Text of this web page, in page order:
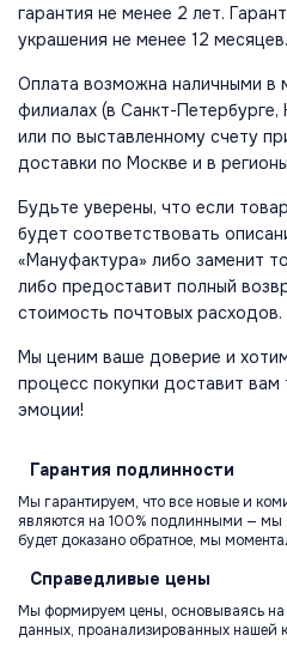
гарантия не менее 2 лет.
украшения не менее 12 месяцев.
Оплата возможна наличными в
филиалах (в Санкт-
или по выставленному счету
доставки по Москве и в
Будьте уверены, что если
будет соответствовать
«Мануфактура» либо заменит
либо предоставит полный
стоимость почтовых расходов.
Мы ценим ваше доверие и
процесс покупки доставит
эмоции!
Гарантия подлинности
Мы гарантируем, что все новые и
являются на 100% подлинными — мы
будет доказано обратное, мы
Справедливые цены
Мы формируем цены, основываясь
данных, проанализированных нашей